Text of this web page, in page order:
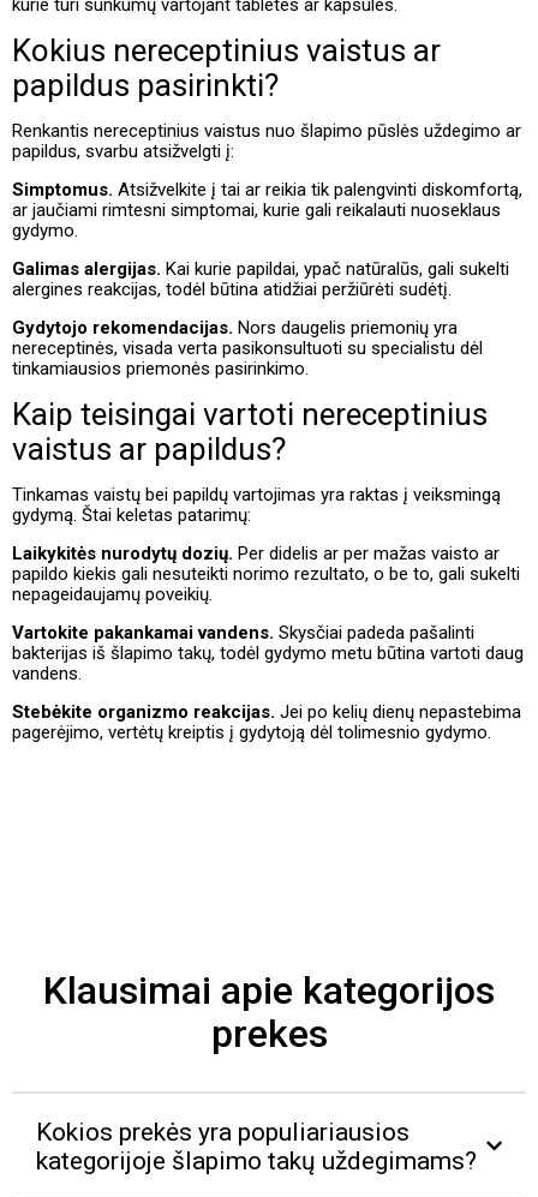
kurie turi sunkumų vartojant tabletes ar kapsules.
Kokius nereceptinius vaistus ar
papildus pasirinkti?
Renkantis nereceptinius vaistus nuo šlapimo pūslės uždegimo ar
papildus, svarbu atsižvelgti į:
Simptomus. Atsižvelkite į tai ar reikia tik palengvinti diskomfortą,
ar jaučiami rimtesni simptomai, kurie gali reikalauti nuoseklaus
gydymo.
Galimas alergijas. Kai kurie papildai, ypač natūralūs, gali sukelti
alergines reakcijas, todėl būtina atidžiai peržiūrėti sudėtį.
Gydytojo rekomendacijas. Nors daugelis priemonių yra
nereceptinės, visada verta pasikonsultuoti su specialistu dėl
tinkamiausios priemonės pasirinkimo.
Kaip teisingai vartoti nereceptinius
vaistus ar papildus?
Tinkamas vaistų bei papildų vartojimas yra raktas į veiksmingą
gydymą. Štai keletas patarimų:
Laikykitės nurodytų dozių. Per didelis ar per mažas vaisto ar
papildo kiekis gali nesuteikti norimo rezultato, o be to, gali sukelti
nepageidaujamų poveikių.
Vartokite pakankamai vandens. Skysčiai padeda pašalinti
bakterijas iš šlapimo takų, todėl gydymo metu būtina vartoti daug
vandens.
Stebėkite organizmo reakcijas. Jei po kelių dienų nepastebima
pagerėjimo, vertėtų kreiptis į gydytoją dėl tolimesnio gydymo.
Klausimai apie kategorijos
prekes
Kokios prekės yra populiariausios
kategorijoje šlapimo takų uždegimams?